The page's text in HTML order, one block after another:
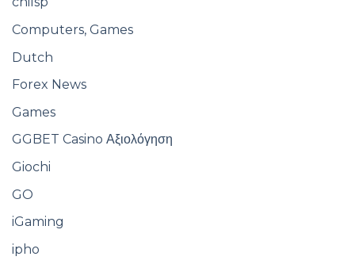
Computers, Games
Dutch
Forex News
Games
GGBET Casino Αξιολόγηση
Giochi
GO
iGaming
ipho